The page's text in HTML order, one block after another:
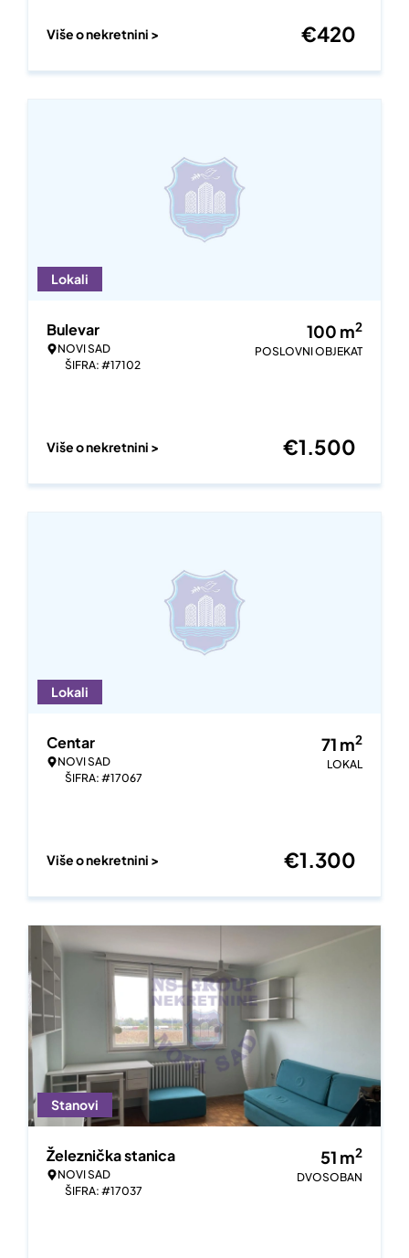
Više o nekretnini > €420
Lokali
Bulevar
NOVI SAD
ŠIFRA: #17102
100 m2
POSLOVNI OBJEKAT
Više o nekretnini > €1.500
Lokali
Centar
NOVI SAD
ŠIFRA: #17067
71 m2
LOKAL
Više o nekretnini > €1.300
Stanovi
Železnička stanica
NOVI SAD
ŠIFRA: #17037
51 m2
DVOSOBAN